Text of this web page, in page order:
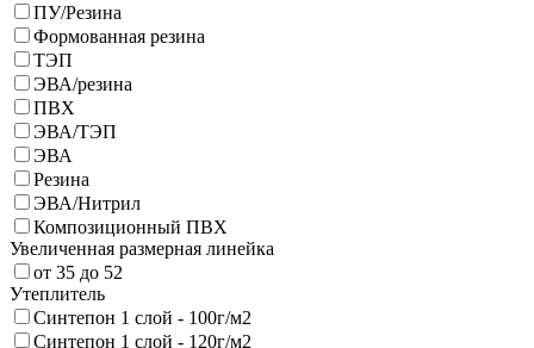
ПУ/Резина
Формованная резина
ТЭП
ЭВА/резина
ПВХ
ЭВА/ТЭП
ЭВА
Резина
ЭВА/Нитрил
Композиционный ПВХ
Увеличенная размерная линейка
от 35 до 52
Утеплитель
Синтепон 1 слой - 100г/м2
Синтепон 1 слой - 120г/м2